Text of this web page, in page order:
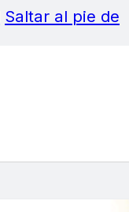
Saltar al pie de